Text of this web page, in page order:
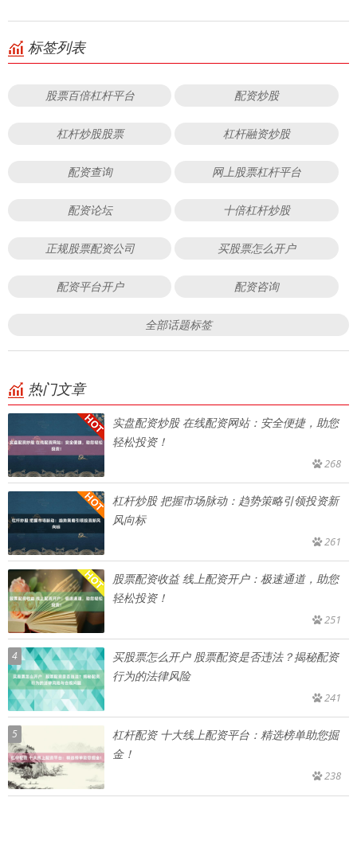
标签列表
股票百倍杠杆平台 配资炒股
杠杆炒股股票 杠杆融资炒股
配资查询 网上股票杠杆平台
配资论坛 十倍杠杆炒股
正规股票配资公司 买股票怎么开户
配资平台开户 配资咨询
全部话题标签
热门文章
实盘配资炒股 在线配资网站：安全便捷，助您
轻松投资！
268
杠杆炒股 把握市场脉动：趋势策略引领投资新
风向标
261
股票配资收益 线上配资开户：极速通道，助您
轻松投资！
251
4
买股票怎么开户 股票配资是否违法？揭秘配资
行为的法律风险
241
5
杠杆配资 十大线上配资平台：精选榜单助您掘
金！
238